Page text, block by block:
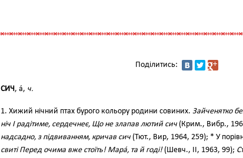
Поділитись:
СИЧ, а́, ч.
1. Хижий нічний птах бурого кольору родини совиних. Зайченятко
ніч І радітиме, сердечнеє, Що не злапав лютий сич (Крим., Вибр.,
надсадно, з підвиванням, кричав сич (Тют., Вир, 1964, 259); * У
свиті Перед очима вже стоїть! Мара́, та й годі!(Шевч., II, 1963, 99);